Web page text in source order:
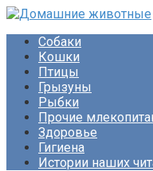
Перейти
контентуСобаки
Кошки
Птицы
Грызуны
Рыбки
Прочие
Здоровье
Гигиена
Истории наших